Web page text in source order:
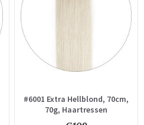
#6001 Extra Hellblond, 70cm,
70g, Haartressen